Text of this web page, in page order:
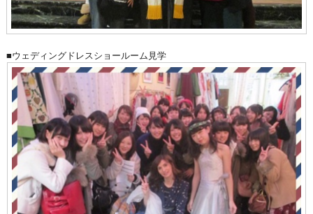
■ウェディングドレスショールーム見学